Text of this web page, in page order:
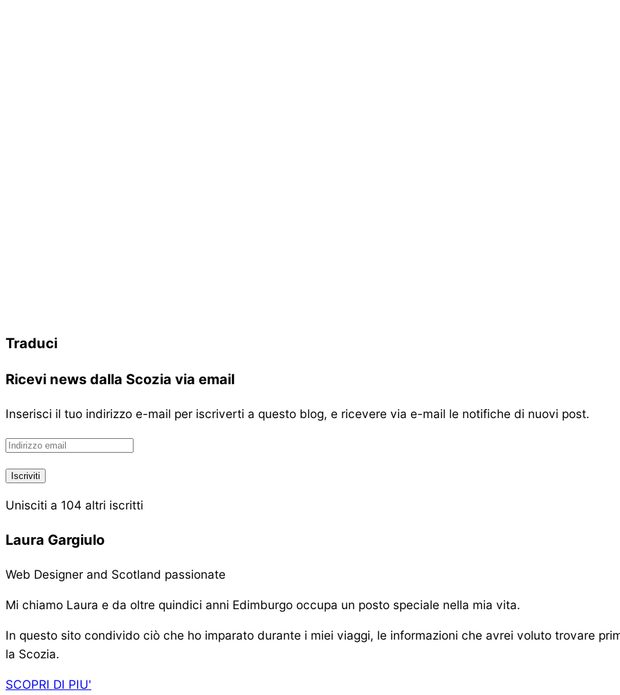
Traduci
Ricevi news dalla Scozia via email
Inserisci il tuo indirizzo e-mail per iscriverti a questo blog, e ricevere via e-mail le notifiche di nuovi post.
Indirizzo
Iscriviti
Unisciti a 104 altri iscritti
Laura Gargiulo
Web Designer and Scotland passionate
Mi chiamo Laura e da oltre quindici anni Edimburgo occupa un posto speciale nella mia vita.
In questo sito condivido ciò che ho imparato durante i miei viaggi, le informazioni che avrei voluto trovare
la Scozia.
SCOPRI DI PIU'